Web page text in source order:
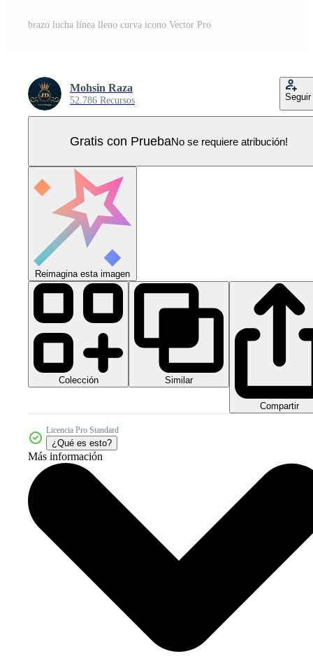
brazo lucha línea lleno curva icono Vector Pro
Mohsin Raza
52.786 Recursos Seguir
Gratis con PruebaNo se requiere atribución!
Reimagina esta imagen
Colección Similar
Compartir
Licencia Pro Standard
¿Qué es esto?
Más información